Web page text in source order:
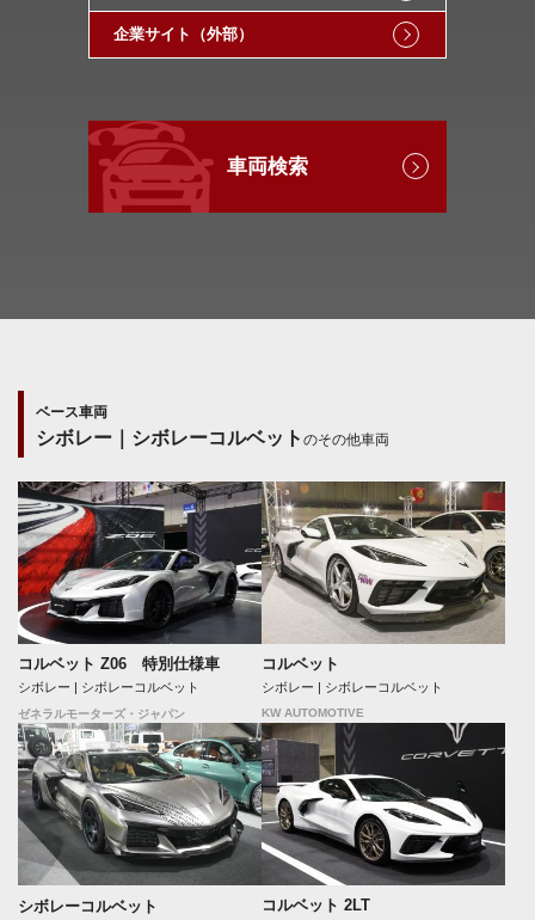
企業サイト（外部）
車両検索
ベース車両
シボレー｜シボレーコルベット のその他車両
コルベット Z06 特別仕様車
シボレー | シボレーコルベット
ゼネラルモーターズ・ジャパン
コルベット
シボレー | シボレーコルベット
KW AUTOMOTIVE
シボレーコルベット コルベット 2LT